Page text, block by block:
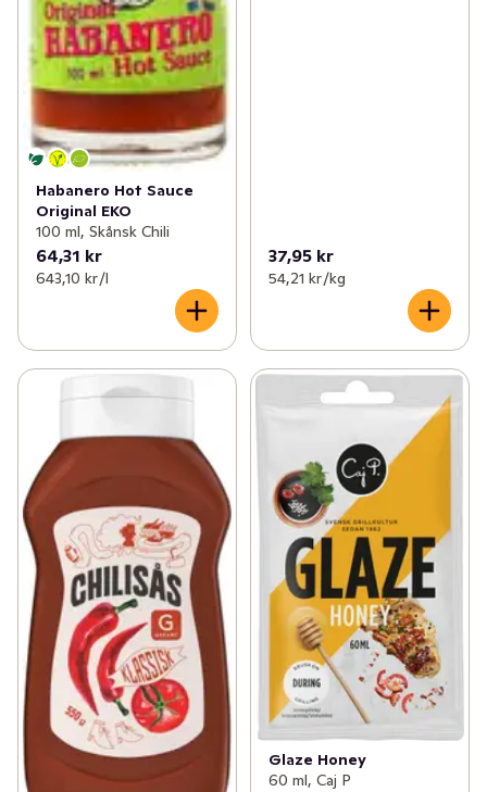
Habanero Hot Sauce
Original EKO
100 ml, Skånsk Chili
64,31 kr
643,10 kr /l
37,95 kr
54,21 kr /kg
Glaze Honey
60 ml, Caj P